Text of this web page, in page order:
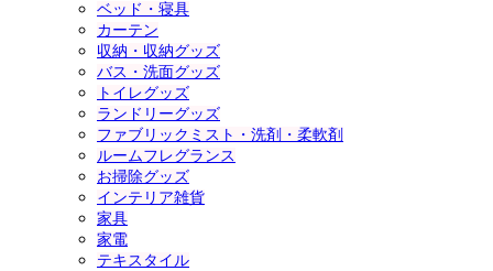
ベッド・寝具
カーテン
収納・収納グッズ
バス・洗面グッズ
トイレグッズ
ランドリーグッズ
ファブリックミスト・洗剤・柔軟剤
ルームフレグランス
お掃除グッズ
インテリア雑貨
家具
家電
テキスタイル